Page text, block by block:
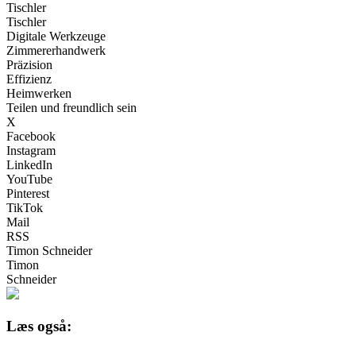
Tischler
Tischler
Digitale Werkzeuge
Zimmererhandwerk
Präzision
Effizienz
Heimwerken
Teilen und freundlich sein
X
Facebook
Instagram
LinkedIn
YouTube
Pinterest
TikTok
Mail
RSS
Timon Schneider
Timon
Schneider
Læs også: